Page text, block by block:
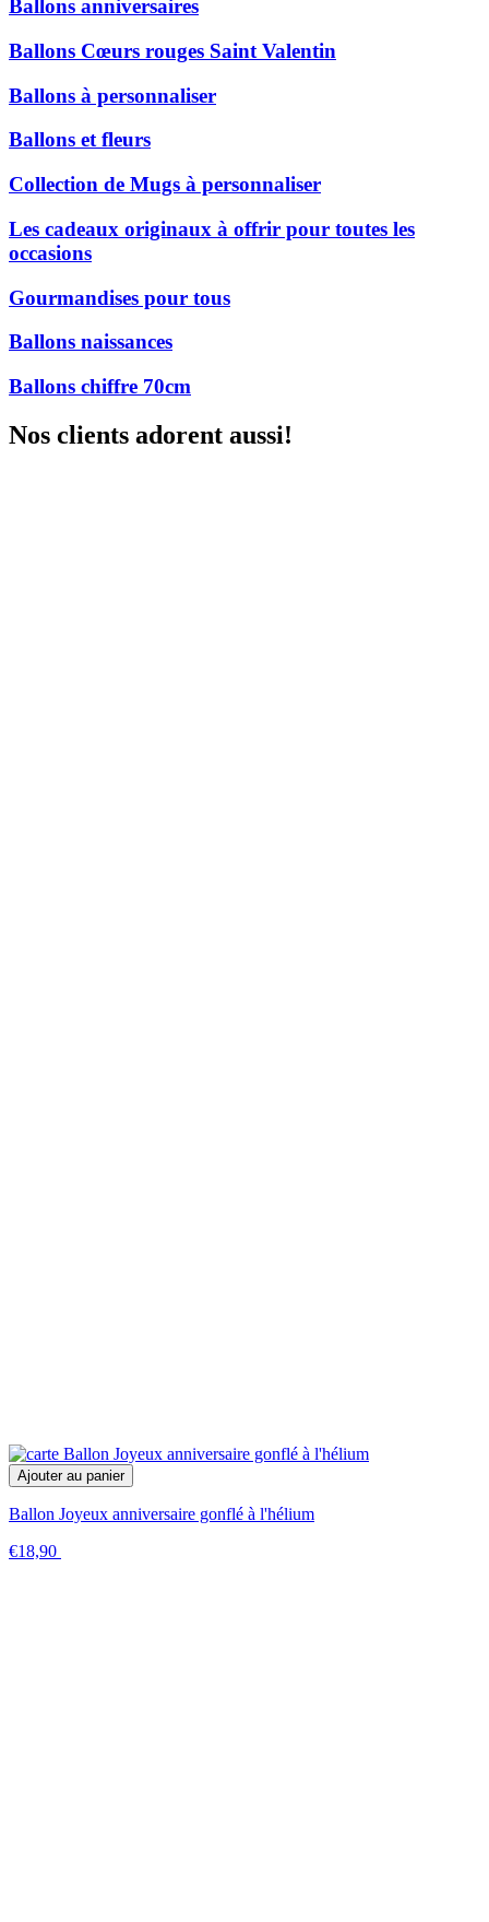
Ballons anniversaires
Ballons Cœurs rouges Saint Valentin
Ballons à personnaliser
Ballons et fleurs
Collection de Mugs à personnaliser
Les cadeaux originaux à offrir pour toutes les
occasions
Gourmandises pour tous
Ballons naissances
Ballons chiffre 70cm
Nos clients adorent aussi!
Ajouter au panier
Ballon Joyeux anniversaire gonflé à l'hélium
€18,90